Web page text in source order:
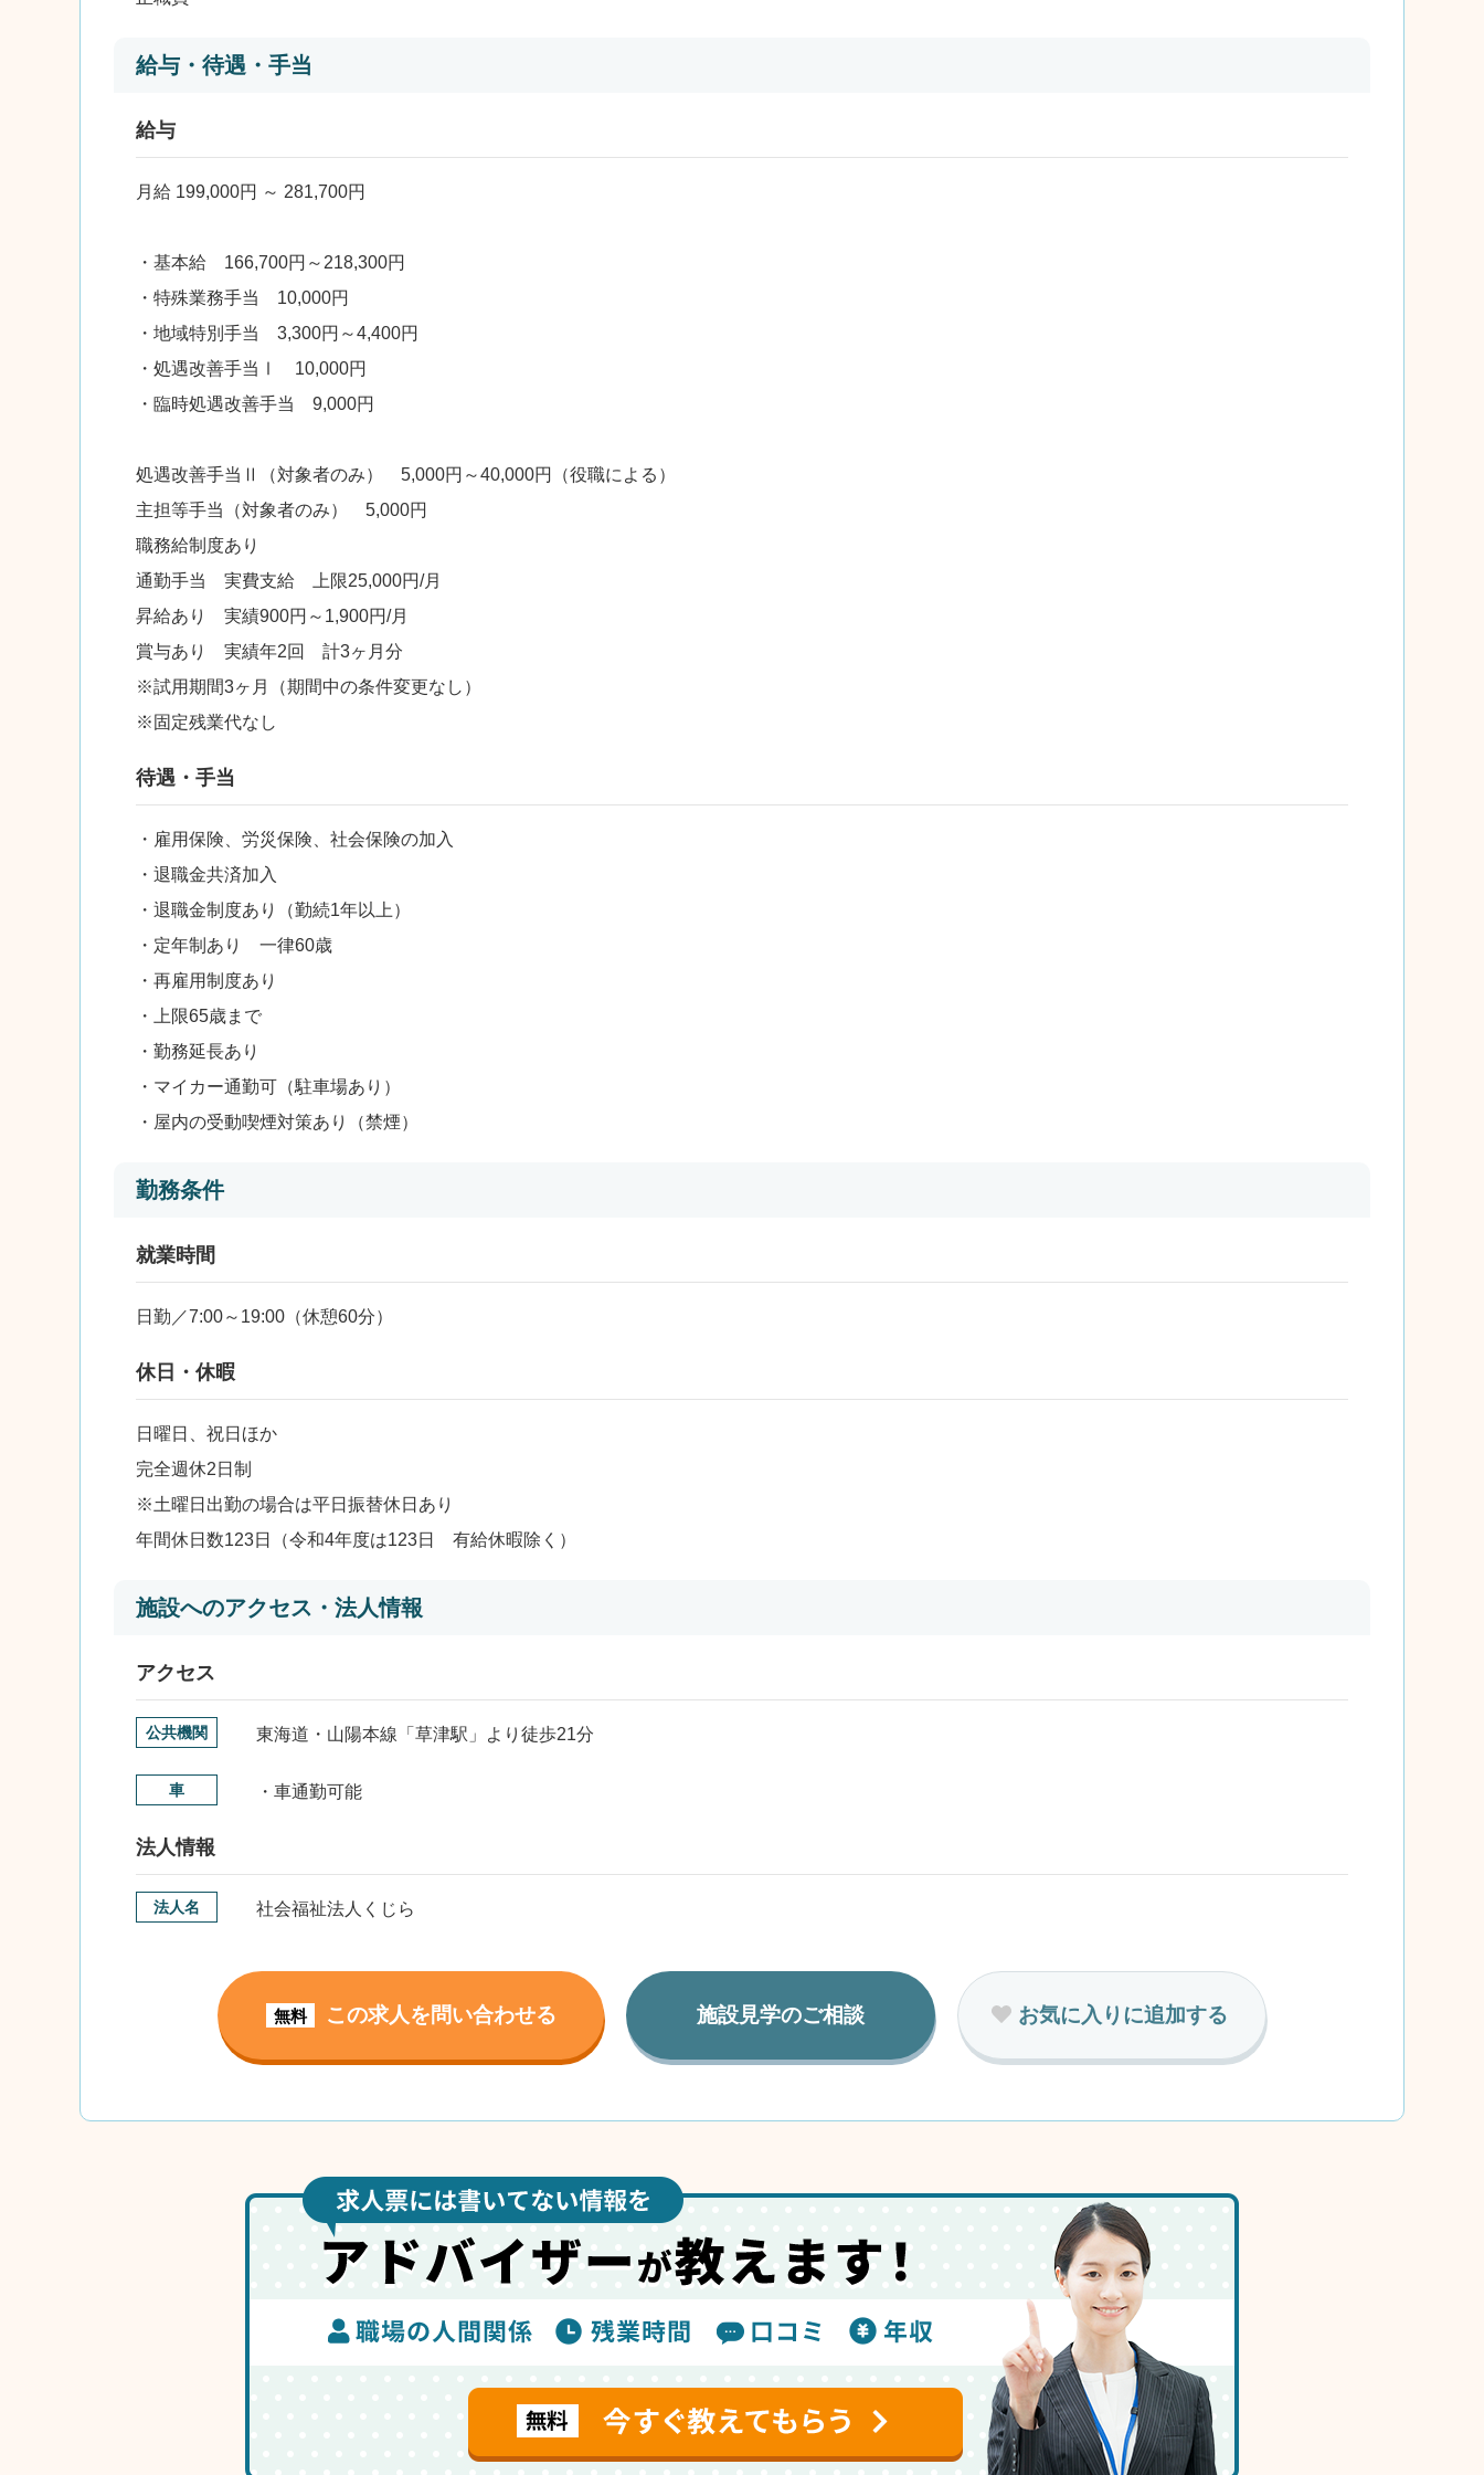
給与・待遇・手当
給与
月給 199,000円 ～ 281,700円
・基本給 166,700円～218,300円
・特殊業務手当 10,000円
・地域特別手当 3,300円～4,400円
・処遇改善手当Ⅰ 10,000円
・臨時処遇改善手当 9,000円
処遇改善手当Ⅱ（対象者のみ） 5,000円～40,000円（役職による）
主担等手当（対象者のみ） 5,000円
職務給制度あり
通勤手当 実費支給 上限25,000円/月
昇給あり 実績900円～1,900円/月
賞与あり 実績年2回 計3ヶ月分
※試用期間3ヶ月（期間中の条件変更なし）
※固定残業代なし
待遇・手当
・雇用保険、労災保険、社会保険の加入
・退職金共済加入
・退職金制度あり（勤続1年以上）
・定年制あり 一律60歳
・再雇用制度あり
・上限65歳まで
・勤務延長あり
・マイカー通勤可（駐車場あり）
・屋内の受動喫煙対策あり（禁煙）
勤務条件
就業時間
日勤／7:00～19:00（休憩60分）
休日・休暇
日曜日、祝日ほか
完全週休2日制
※土曜日出勤の場合は平日振替休日あり
年間休日数123日（令和4年度は123日 有給休暇除く）
施設へのアクセス・法人情報
アクセス
公共機関 東海道・山陽本線「草津駅」より徒歩21分
車 ・車通勤可能
法人情報
法人名 社会福祉法人くじら
無料 この求人を問い合わせる 施設見学のご相談 お気に入りに追加する